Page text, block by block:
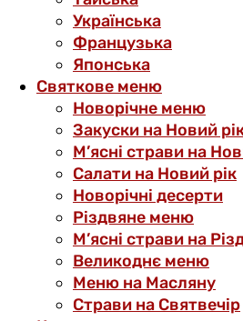
Українська
Французька
Японська
Святкове меню
Новорічне меню
Закуски на Новий
М’ясні страви на
Салати на Новий рік
Новорічні десерти
Різдвяне меню
М’ясні страви на
Великоднє меню
Меню на Масляну
Страви на Святвечір